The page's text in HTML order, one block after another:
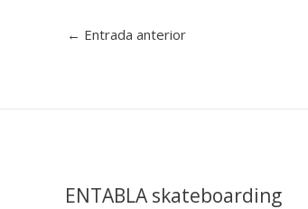
← Entrada anterior
ENTABLA skateboarding